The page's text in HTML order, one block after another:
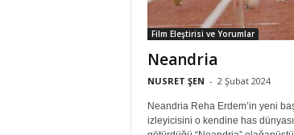
l
t
u
k
Film Eleştirisi ve Yorumlar
Neandria
NUSRET ŞEN - 2 Şubat 2024
Neandria Reha Erdem’in yeni
izleyicisini o kendine has